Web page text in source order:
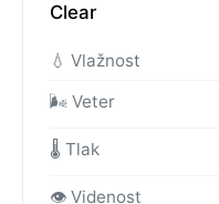
Clear
💧 Vlažnost
🌬️ Veter
🌡️ Tlak
👁️ Videnost